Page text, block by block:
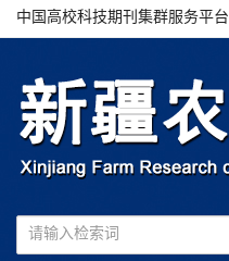
中国高校科技期刊集群服务平台